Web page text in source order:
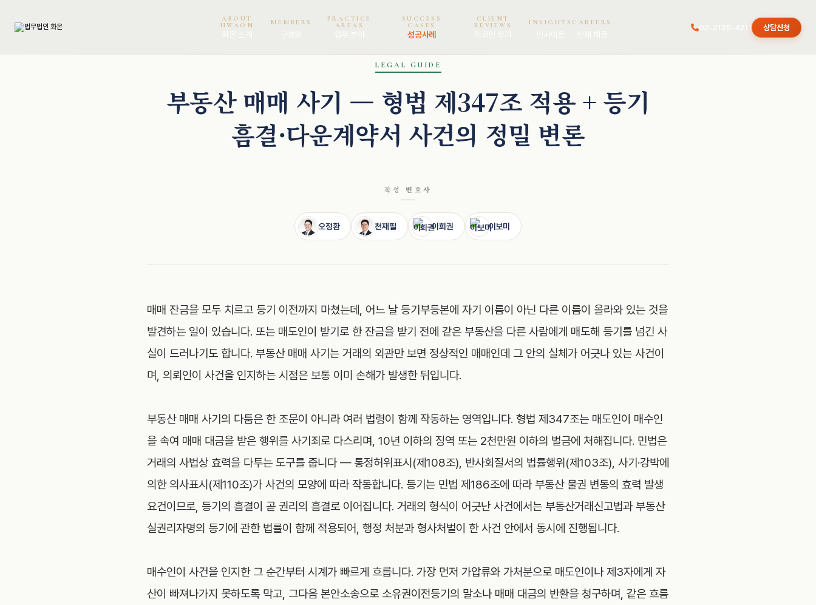
ABOUT
HWAON
MEMBERS
PRACTICE
AREAS
SUCCESS
CASES
성공사례
CLIENT
REVIEWS
INSIGHTS CAREERS
02-2135-4211 상담신청
LEGAL GUIDE
부동산 매매 사기 — 형법 제347조 적용 + 등기
흠결·다운계약서 사건의 정밀 변론
작성 변호사
오정환 천재필 이희권 이보미
매매 잔금을 모두 치르고 등기 이전까지 마쳤는데, 어느 날 등기부등본에 자기 이름이 아닌 다른 이름이 올라와 있는 것을
발견하는 일이 있습니다. 또는 매도인이 받기로 한 잔금을 받기 전에 같은 부동산을 다른 사람에게 매도해 등기를 넘긴 사
실이 드러나기도 합니다. 부동산 매매 사기는 거래의 외관만 보면 정상적인 매매인데 그 안의 실체가 어긋나 있는 사건이
며, 의뢰인이 사건을 인지하는 시점은 보통 이미 손해가 발생한 뒤입니다.
부동산 매매 사기의 다툼은 한 조문이 아니라 여러 법령이 함께 작동하는 영역입니다. 형법 제347조는 매도인이 매수인
을 속여 매매 대금을 받은 행위를 사기죄로 다스리며, 10년 이하의 징역 또는 2천만원 이하의 벌금에 처해집니다. 민법은
거래의 사법상 효력을 다투는 도구를 줍니다 — 통정허위표시(제108조), 반사회질서의 법률행위(제103조), 사기·강박에
의한 의사표시(제110조)가 사건의 모양에 따라 작동합니다. 등기는 민법 제186조에 따라 부동산 물권 변동의 효력 발생
요건이므로, 등기의 흠결이 곧 권리의 흠결로 이어집니다. 거래의 형식이 어긋난 사건에서는 부동산거래신고법과 부동산
실권리자명의 등기에 관한 법률이 함께 적용되어, 행정 처분과 형사처벌이 한 사건 안에서 동시에 진행됩니다.
매수인이 사건을 인지한 그 순간부터 시계가 빠르게 흐릅니다. 가장 먼저 가압류와 가처분으로 매도인이나 제3자에게 자
산이 빠져나가지 못하도록 막고, 그다음 본안소송으로 소유권이전등기의 말소나 매매 대금의 반환을 청구하며, 같은 흐름